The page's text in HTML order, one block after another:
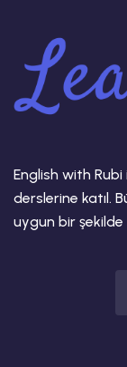
English with
derslerine katıl.
uygun bir şekilde